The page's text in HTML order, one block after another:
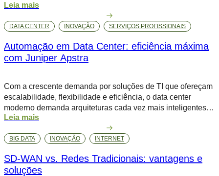
Leia mais
DATA CENTER INOVAÇÃO SERVIÇOS PROFISSIONAIS
Automação em Data Center: eficiência máxima
com Juniper Apstra
Com a crescente demanda por soluções de TI que ofereçam
escalabilidade, flexibilidade e eficiência, o data center
moderno demanda arquiteturas cada vez mais inteligentes e
automatizadas para lidar com a complexidade crescente da
infraestrutura. Nesse cenário, o Juniper Apstra se destaca
como uma plataforma inovadora para a automação de redes
Leia mais
BIG DATA INOVAÇÃO INTERNET
SD-WAN vs. Redes Tradicionais: vantagens e
soluções